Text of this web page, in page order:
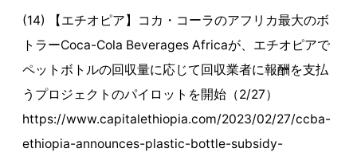
(14) 【エチオピア】コカ・コーラのアフリカ最大のボ
トラーCoca-Cola Beverages Africaが、エチオピアで
ペットボトルの回収量に応じて回収業者に報酬を支払
うプロジェクトのパイロットを開始（2/27）
https://www.capitalethiopia.com/2023/02/27/ccba-
ethiopia-announces-plastic-bottle-subsidy-